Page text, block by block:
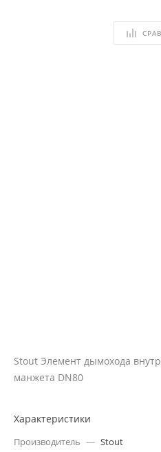
Stout Элемент дымохода
манжета DN80
Характеристики
Производитель — Stout